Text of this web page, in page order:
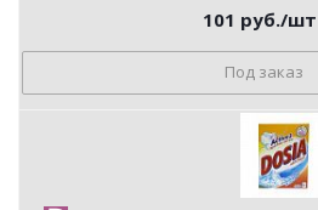
101 руб./шт
Под заказ